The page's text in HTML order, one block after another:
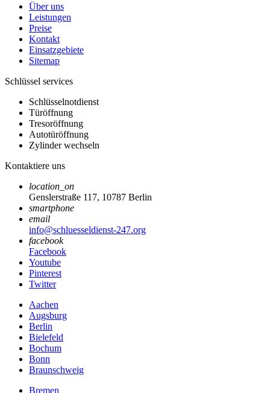
Über uns
Leistungen
Preise
Kontakt
Einsatzgebiete
Sitemap
Schlüssel services
Schlüsselnotdienst
Türöffnung
Tresoröffnung
Autotüröffnung
Zylinder wechseln
Kontaktiere uns
location_on
Genslerstraße 117, 10787 Berlin
smartphone
email
info@schluesseldienst-247.org
facebook
Facebook
Youtube
Pinterest
Twitter
Aachen
Augsburg
Berlin
Bielefeld
Bochum
Bonn
Braunschweig
Bremen